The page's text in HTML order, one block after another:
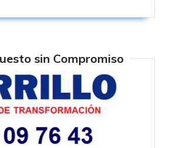
və
sin Compromiso